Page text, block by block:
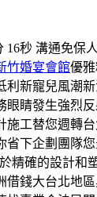
16秒 溝通免保
竹婚宴會館優
利新寵兒風潮
眼睛發生強烈
施工替您週轉台
省下企劃團隊
精確的設計和
借錢大台北地